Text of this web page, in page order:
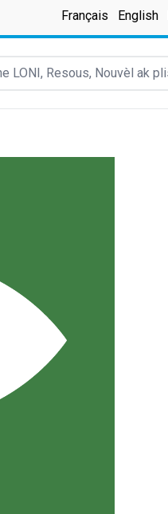
Français English
Resous, Nouvèl ak plis...